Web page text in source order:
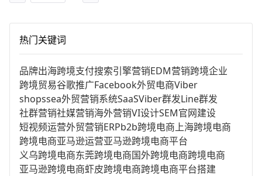
热门关键词
品牌出海跨境支付搜索引擎营销EDM营销跨境企业
跨境贸易谷歌推广Facebook外贸电商Viber
shopssea外贸营销系统SaaSViber群发Line群发
社群营销社媒营销海外营销VI设计SEM官网建设
短视频运营外贸营销ERPb2b跨境电商上海跨境电商
跨境电商亚马逊运营亚马逊跨境电商平台
义乌跨境电商东莞跨境电商国外跨境电商跨境电商
亚马逊跨境电商虾皮跨境电商跨境电商平台搭建